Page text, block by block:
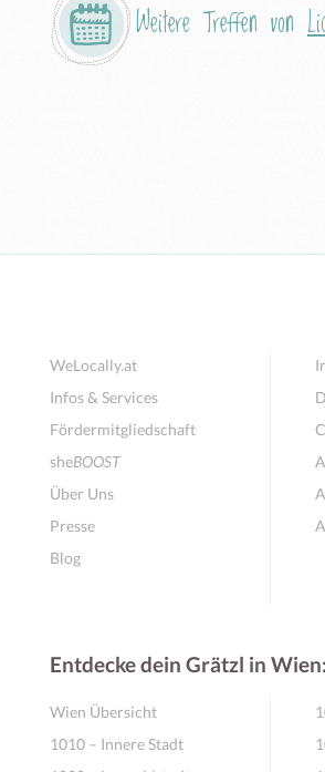
Weitere Treffen von
WeLocally.at
Infos & Services
Fördermitgliedschaft
sheBOOST
Über Uns
Presse
Blog
Entdecke dein Grätzl in Wien:
Wien Übersicht
1010 – Innere Stadt